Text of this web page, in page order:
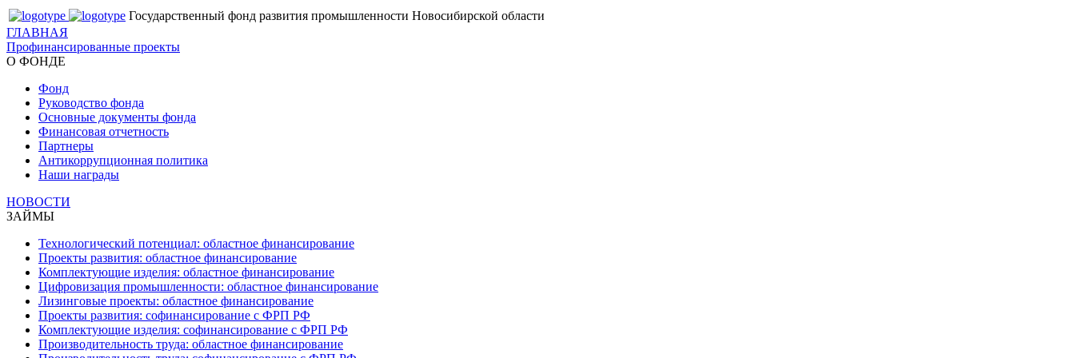
Государственный фонд развития промышленности Новосибирской области
ГЛАВНАЯ
Профинансированные проекты
О ФОНДЕ
Фонд
Руководство фонда
Основные документы фонда
Финансовая отчетность
Партнеры
Антикоррупционная политика
Наши награды
НОВОСТИ
ЗАЙМЫ
Технологический потенциал: областное финансирование
Проекты развития: областное финансирование
Комплектующие изделия: областное финансирование
Цифровизация промышленности: областное финансирование
Лизинговые проекты: областное финансирование
Проекты развития: софинансирование с ФРП РФ
Комплектующие изделия: софинансирование с ФРП РФ
Производительность труда: областное финансирование